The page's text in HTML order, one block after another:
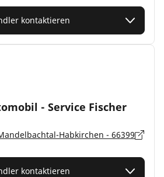
kontaktieren
- Service Fischer
Habkirchen - 66399
kontaktieren